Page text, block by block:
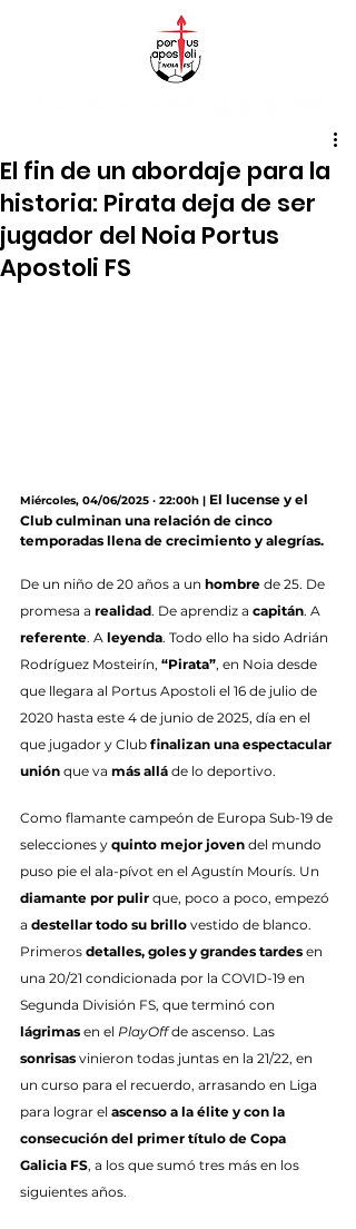
El fin de un abordaje para la
historia: Pirata deja de ser
jugador del Noia Portus
Apostoli FS
Miércoles, 04/06/2025 · 22:00h | El lucense y el
Club culminan una relación de cinco
temporadas llena de crecimiento y alegrías.
De un niño de 20 años a un hombre de 25. De
promesa a realidad. De aprendiz a capitán. A
referente. A leyenda. Todo ello ha sido Adrián
Rodríguez Mosteirín, “Pirata”, en Noia desde
que llegara al Portus Apostoli el 16 de julio de
2020 hasta este 4 de junio de 2025, día en el
que jugador y Club finalizan una espectacular
unión que va más allá de lo deportivo.
Como flamante campeón de Europa Sub-19 de
selecciones y quinto mejor joven del mundo
puso pie el ala-pívot en el Agustín Mourís. Un
diamante por pulir que, poco a poco, empezó
a destellar todo su brillo vestido de blanco.
Primeros detalles, goles y grandes tardes en
una 20/21 condicionada por la COVID-19 en
Segunda División FS, que terminó con
lágrimas en el PlayOff de ascenso. Las
sonrisas vinieron todas juntas en la 21/22, en
un curso para el recuerdo, arrasando en Liga
para lograr el ascenso a la élite y con la
consecución del primer título de Copa
Galicia FS, a los que sumó tres más en los
siguientes años.